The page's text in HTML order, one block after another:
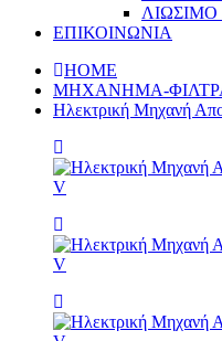
ΕΠΙΚΟΙΝΩΝΙΑ
HOME
ΜΗΧΑΝΗΜΑ-
Ηλεκτρική Μηχανή